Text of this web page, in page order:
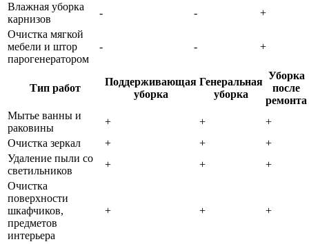
Влажная уборка
карнизов
- -
+
Очистка мягкой
мебели и штор
парогенератором
- - +
Тип работ
Поддерживающая
уборка
Генеральная
уборка
Уборка
после
ремонта
Мытье ванны и
раковины
+ +
+
Очистка зеркал
+ +
+
Удаление пыли со
светильников
+ +
+
Очистка
поверхности
шкафчиков,
предметов
интерьера
+ + +